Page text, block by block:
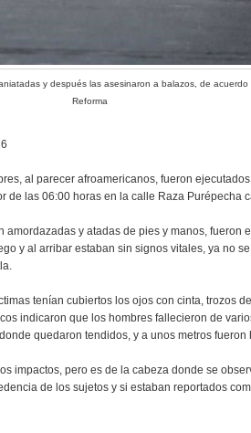
y después las asesinaron a balazos, de
Reforma
al parecer afroamericanos, fueron
de las 06:00 horas en la calle Raza Purépecha
amordazadas y atadas de pies y manos, fueron
y al arribar estaban sin signos vitales, ya no
tenían cubiertos los ojos con cinta, trozos
indicaron que los hombres fallecieron de
quedaron tendidos, y a unos metros
impactos, pero es de la cabeza donde se
de los sujetos y si estaban reportados